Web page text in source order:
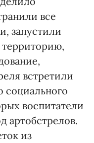
все
запустили
территорию,
встретили
социального
воспитатели
артобстрелов.
из